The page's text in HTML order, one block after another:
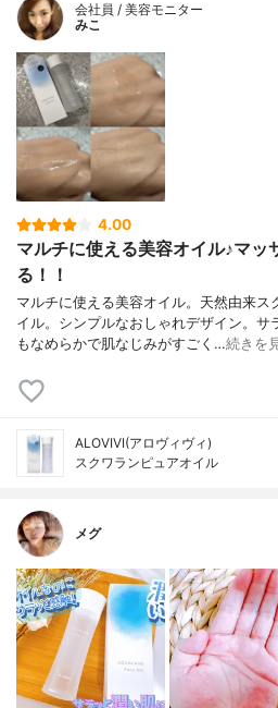
会社員 / 美容モニター
みこ
4.00
マルチに使える美容オイル♪マッ
る！！
マルチに使える美容オイル。天然由来ス
イル。シンプルなおしゃれデザイン。サ
もなめらかで肌なじみがすごく…続きを
ALOVIVI(アロヴィヴィ)
スクワランピュアオイル
メグ